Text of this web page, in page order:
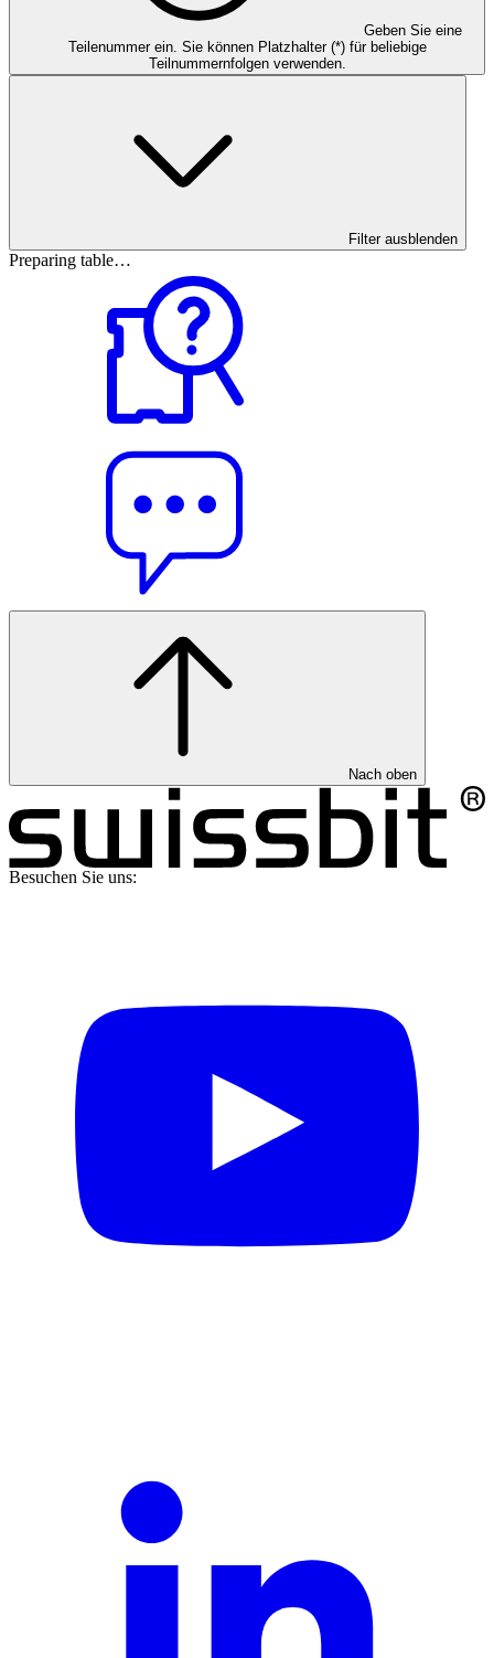
Geben Sie eine
Teilenummer ein. Sie können Platzhalter (*) für beliebige
Teilnummernfolgen verwenden.
Filter ausblenden
Preparing table…
Nach oben
Besuchen Sie uns: